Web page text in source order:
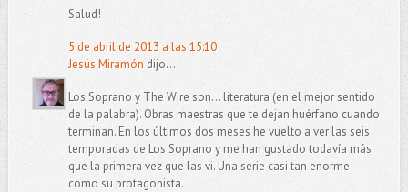
Salud!
5 de abril de 2013 a las 15:10
Jesús Miramón dijo...
Los Soprano y The Wire son... literatura (en el mejor sentido
de la palabra). Obras maestras que te dejan huérfano cuando
terminan. En los últimos dos meses he vuelto a ver las seis
temporadas de Los Soprano y me han gustado todavía más
que la primera vez que las vi. Una serie casi tan enorme
como su protagonista.